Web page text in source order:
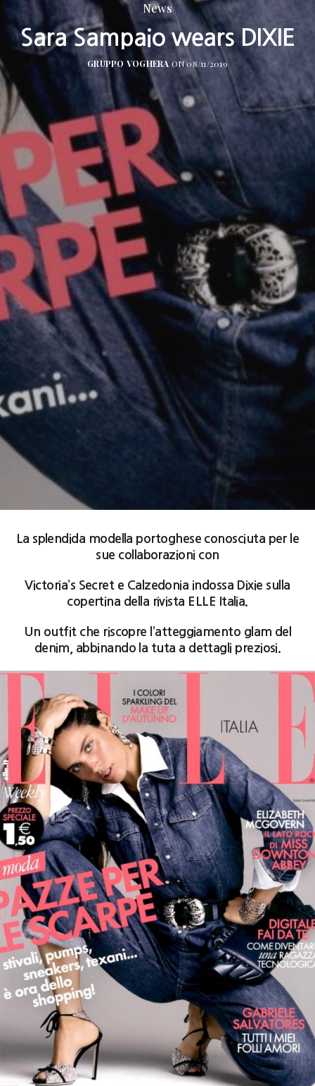
News
Sara Sampaio wears DIXIE
GRUPPO VOGHERA ON 08/11/2019
La splendida modella portoghese conosciuta per le
sue collaborazioni con
Victoria’s Secret e Calzedonia indossa Dixie sulla
copertina della rivista ELLE Italia.
Un outfit che riscopre l’atteggiamento glam del
denim, abbinando la tuta a dettagli preziosi.